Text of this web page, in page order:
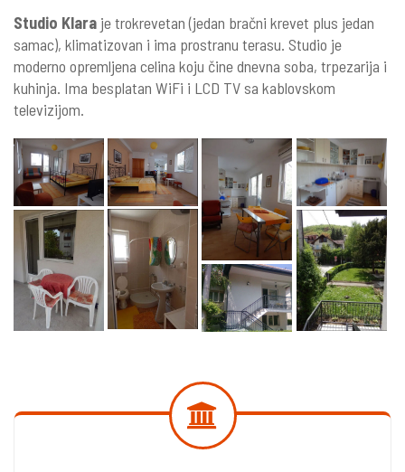
Studio Klara je trokrevetan (jedan bračni krevet plus jedan
samac), klimatizovan i ima prostranu terasu. Studio je
moderno opremljena celina koju čine dnevna soba, trpezarija i
kuhinja. Ima besplatan WiFi i LCD TV sa kablovskom
televizijom.